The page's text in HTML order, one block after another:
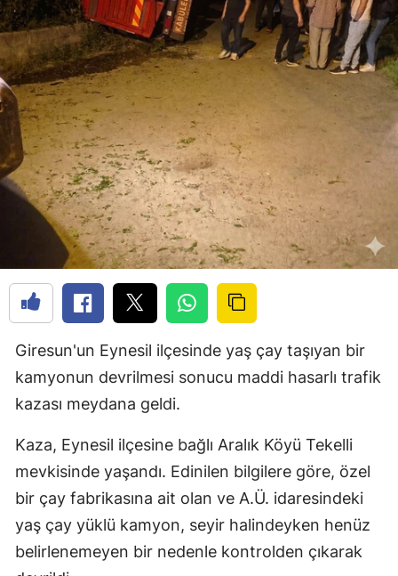
Giresun'un Eynesil ilçesinde yaş çay taşıyan bir
kamyonun devrilmesi sonucu maddi hasarlı trafik
kazası meydana geldi.
Kaza, Eynesil ilçesine bağlı Aralık Köyü Tekelli
mevkisinde yaşandı. Edinilen bilgilere göre, özel
bir çay fabrikasına ait olan ve A.Ü. idaresindeki
yaş çay yüklü kamyon, seyir halindeyken henüz
belirlenemeyen bir nedenle kontrolden çıkarak